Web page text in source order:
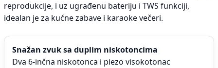
reprodukcije, i uz ugrađenu bateriju i TWS funkciji,
idealan je za kućne zabave i karaoke večeri.
Snažan zvuk sa duplim niskotoncima
Dva 6-inčna niskotonca i piezo visokotonac